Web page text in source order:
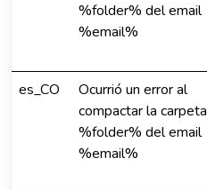
%folder% del email
%email%
es_CO
Ocurrió un error al
compactar la carpeta
%folder% del email
%email%